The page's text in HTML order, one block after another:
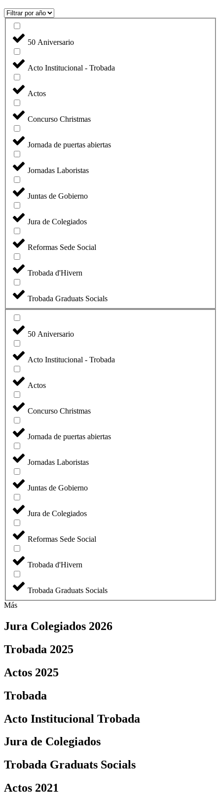
50 Aniversario
Acto Institucional - Trobada
Actos
Concurso Christmas
Jornada de puertas abiertas
Jornadas Laboristas
Juntas de Gobierno
Jura de Colegiados
Reformas Sede Social
Trobada d'Hivern
Trobada Graduats Socials
50 Aniversario
Acto Institucional - Trobada
Actos
Concurso Christmas
Jornada de puertas abiertas
Jornadas Laboristas
Juntas de Gobierno
Jura de Colegiados
Reformas Sede Social
Trobada d'Hivern
Trobada Graduats Socials
Más
Jura Colegiados 2026
Trobada 2025
Actos 2025
Trobada
Acto Institucional Trobada
Jura de Colegiados
Trobada Graduats Socials
Actos 2021